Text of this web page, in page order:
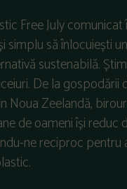
Free July
simplu să înlocuiești
sustenabilă.
De la
Noua Zeelandă,
de oameni își
ne reciproc